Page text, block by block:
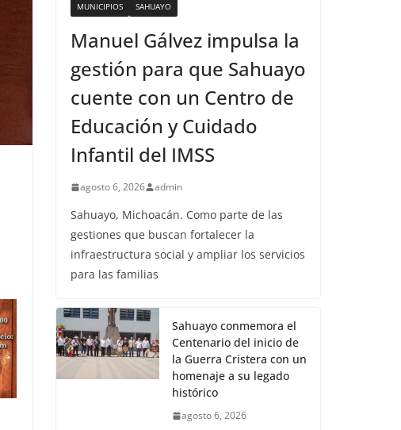
MUNICIPIOS SAHUAYO
Manuel Gálvez impulsa la
gestión para que Sahuayo
cuente con un Centro de
Educación y Cuidado
Infantil del IMSS
agosto 6, 2026 admin
Sahuayo, Michoacán. Como parte de las
gestiones que buscan fortalecer la
infraestructura social y ampliar los servicios
para las familias
Sahuayo conmemora el
Centenario del inicio de
la Guerra Cristera con un
homenaje a su legado
histórico
agosto 6, 2026